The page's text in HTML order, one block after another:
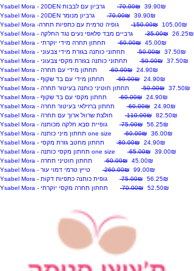
SALE
Ysabel Mora - 20DEN גרביון עם לבבות מחיר רגיל
‏70.00 ‏₪ מחיר מבצע
‏39.90 ‏₪
לסל
SALE
Ysabel Mora - 20DEN גרביון מנומר מחיר רגיל
‏70.00 ‏₪ מחיר מבצע
‏39.90 ‏₪
הוספה
לסל
סוף עונה
Ysabel Mora -גופיה טרמית עם כתפיות תחרה מחיר רגיל‏150.00 ‏₪ מחיר מבצע
‏105.00 ‏₪
הוספה
לסל
25% OFF
Ysabel Mora - גרביים מבד פלאפי נעים נגד החלקה מחיר רגיל
‏35.00 ‏₪ מבצע ‏26.25 ‏₪
הוספה
לסל
25% OFF
Ysabel Mora - תחתון תחרה מידי יוקרתי מחיר רגיל
‏60.00 ‏₪ מחיר מבצע
‏45.00 ‏₪
הוספה
לסל
25% OFF
Ysabel Mora - תחתוני כותנה בגזרת מידי צבעוני מחיר רגיל
‏50.00 ‏₪ מחיר מבצע
‏37.50 ‏₪
הוספה
לסל
25% OFF
Ysabel Mora - תחתוני כותנה בגזרת מקסי צבעוני מחיר רגיל
‏50.00 ‏₪ מחיר מבצע
‏37.50 ‏₪
הוספה
לסל
SALE
Ysabel Mora - תחתון מידי עם תחרה מחיר רגיל
‏60.00 ‏₪ מחיר מבצע
‏24.90 ‏₪
הוספה
לסל
SALE
Ysabel Mora - תחתון מידי עם בד שקוף מחיר רגיל
‏60.00 ‏₪ מחיר מבצע
‏24.90 ‏₪
הוספה
לסל
25% OFF
Ysabel Mora - תחתון חוטיני כותנה בעיטור תחרה מחיר רגיל
‏50.00 ‏₪ מחיר מבצע
‏37.50 ‏₪
הוספה
לסל
SALE
Ysabel Mora - תחתון מקסי עם בד שקוף מחיר רגיל
‏60.00 ‏₪ מחיר מבצע
‏24.90 ‏₪
הוספה
לסל
SALE
Ysabel Mora - תחתון ברזילאי בעיטור תחרה מחיר רגיל
‏60.00 ‏₪ מחיר מבצע
‏24.90 ‏₪
הוספה
לסל
25% OFF
Ysabel Mora - חולצת שרוול ארוך עם תחרה מחיר רגיל‏110.00 ‏₪ מחיר מבצע
‏82.50 ‏₪
הוספה
לסל
25% OFF
Ysabel Mora - גופיית סבא חלקה מכותנה מחיר רגיל
‏75.00 ‏₪ מחיר מבצע
‏56.25 ‏₪
הוספה
לסל
מחיר מיוחד
Ysabel Mora - תחתון מיני כותנה one size מחיר רגיל
‏60.00 ‏₪ מחיר מבצע
‏36.00 ‏₪
אזל
מהמלאי
SALE
Ysabel Mora - תחתון מחטב גזרת מקסי מחיר רגיל
‏80.00 ‏₪ מחיר מבצע
‏24.90 ‏₪
הוספה
לסל
מחיר מיוחד
Ysabel Mora - תחתון מקסי כותנה one size מחיר רגיל
‏65.00 ‏₪ מחיר מבצע
‏39.00 ‏₪
הוספה
לסל
25% OFF
Ysabel Mora - תחתון חוטיני תחרה מחיר רגיל
‏60.00 ‏₪ מחיר מבצע
‏45.00 ‏₪
הוספה
לסל
SALE
Ysabel Mora - טייץ טרמי דמוי עור מחיר רגיל‏260.00 ‏₪ מחיר מבצע
‏99.00 ‏₪
הוספה
לסל
25% OFF
Ysabel Mora - גופית כותנה כתפיות דקות מחיר רגיל
‏75.00 ‏₪ מחיר מבצע
‏56.25 ‏₪
הוספה
לסל
25% OFF
Ysabel Mora - תחתון תחרה מקסי יוקרתי מחיר רגיל
‏70.00 ‏₪ מחיר מבצע
‏52.50 ‏₪